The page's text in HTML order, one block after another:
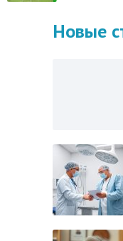
Новые